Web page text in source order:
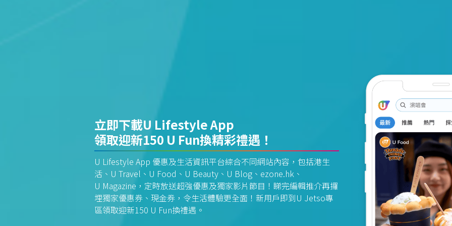
立即下載U Lifestyle App
領取迎新150 U Fun換精彩禮遇！
U Lifestyle App 優惠及生活資訊平台綜合不同網站內容，包括港生
活、U Travel、U Food、U Beauty、U Blog、ezone.hk、
U Magazine，定時放送超強優惠及獨家影片節目！睇完編輯推介再攞
埋獨家優惠券、現金券，令生活體驗更全面！新用戶即到U Jetso專
區領取迎新150 U Fun換禮遇。